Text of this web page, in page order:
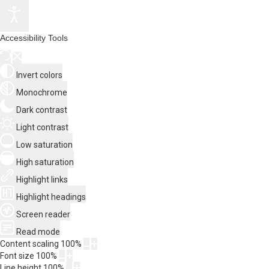
Accessibility Tools
Invert colors
Monochrome
Dark contrast
Light contrast
Low saturation
High saturation
Highlight links
Highlight headings
Screen reader
Read mode
Content scaling 100%
Font size 100%